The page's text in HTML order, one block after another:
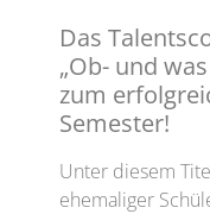
Das
„Ob- und
zum
Semester!
Unter diesem
ehemaliger